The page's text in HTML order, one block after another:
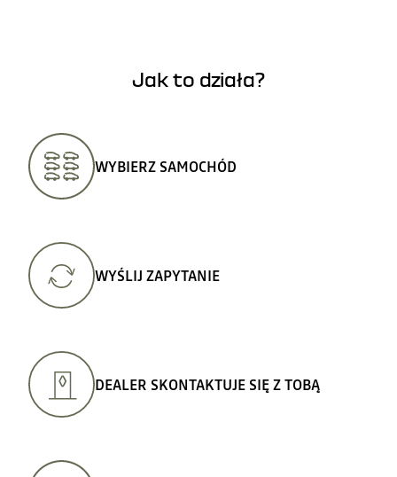
Jak to działa?
WYBIERZ SAMOCHÓD
WYŚLIJ ZAPYTANIE
DEALER SKONTAKTUJE SIĘ Z TOBĄ